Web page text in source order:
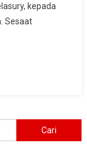
kepada
Sesaat
untuk: